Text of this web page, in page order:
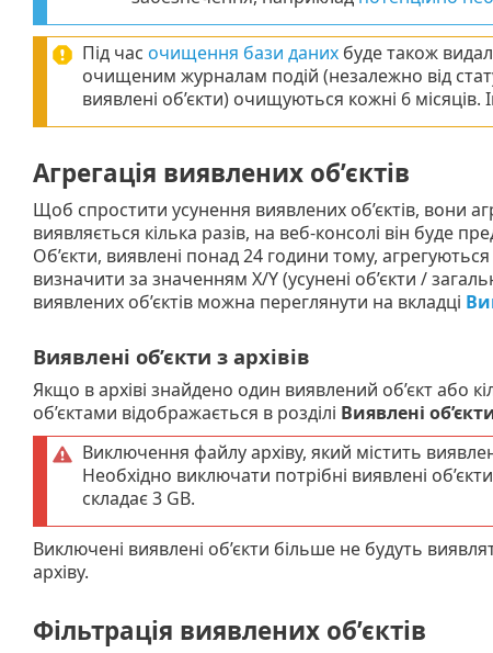
Під час очищення бази данихбуде також
очищеним журналам подій (незалежно від
виявлені об’єкти) очищуються кожні 6 місяців.
Агрегація виявлених об’єктів
Щоб спростити усунення виявлених об’єктів, вони
виявляється кілька разів, на веб-консолі він буде
Об’єкти, виявлені понад 24 години тому,
визначити за значенням X/Y (усунені об’єкти /
виявлених об’єктів можна переглянути на вкладці
Виявлені об’єкти з архівів
Якщо в архіві знайдено один виявлений об’єкт або
об’єктами відображається в розділі Виявлені
Виключення файлу архіву, який містить
Необхідно виключати потрібні виявлені
складає 3 GB.
Виключені виявлені об’єкти більше не будуть
архіву.
Фільтрація виявлених об’єктів